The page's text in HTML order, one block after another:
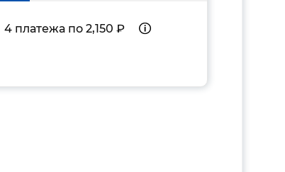
4 платежа по 2,150 ₽